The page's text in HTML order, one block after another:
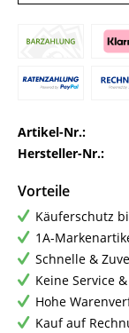
Artikel-Nr.:
Hersteller-Nr.:
Vorteile
Käuferschutz
1A-
Schnelle &
Keine Service
Hohe
Kauf auf